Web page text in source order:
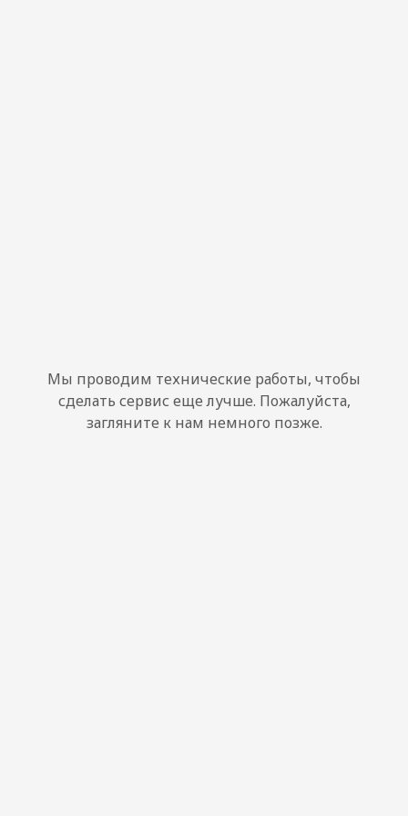
Мы проводим технические работы, чтобы
сделать сервис еще лучше. Пожалуйста,
загляните к нам немного позже.